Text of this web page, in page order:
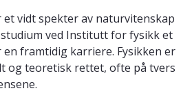
vidt spekter av naturvitenskap
ved Institutt for fysikk et
framtidig karriere. Fysikken er
og teoretisk rettet, ofte på tvers